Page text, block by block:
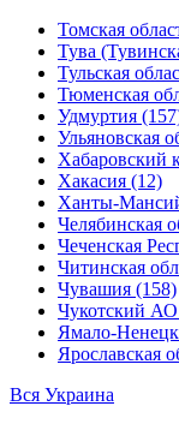
Томская
Тува
Тульская
Тюменская
Удмуртия
Ульяновская
Хабаровский
Хакасия (12)
Ханты-
Челябинская
Чеченская
Читинская
Чувашия (158)
Чукотский
Ямало-
Ярославская
Вся Украина